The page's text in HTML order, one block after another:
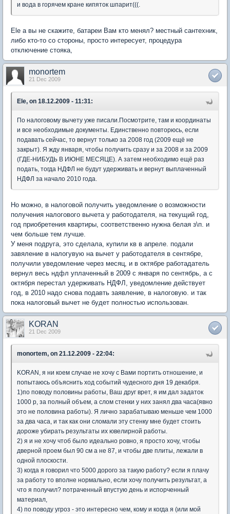
и вода в горячем кране кипяток шпарит(((.
Ele а вы не скажите, батареи Вам кто менял? местный сантехник,
либо кто-то со стороны, просто интересует, процедура
отключение стояка,
monortem
21 Dec 2009
Ele, on 18.12.2009 - 11:31:
По налоговому вычету уже писали.Посмотрите, там и координаты
и все необходимые документы. Единственно повторюсь, если
подавать сейчас, то вернут только за 2008 год (2009 ещё не
закрыт). Я жду января, чтобы получить сразу и за 2008 и за 2009
(ГДЕ-НИБУДЬ В ИЮНЕ МЕСЯЦЕ). А затем необходимо ещё раз
подать, тогда НДФЛ не будут удерживать и вернут выплаченный
НДФЛ за начало 2010 года.
Но можно, в налоговой получить уведомление о возможности
получения налогового вычета у работодателя, на текущий год,
год приобретения квартиры, соответственно нужна белая з\п. и
чем больше тем лучше.
У меня подруга, это сделала, купили кв в апреле. подали
завяление в налогувую на вычет у работодателя в сентябре,
получили уведомление через месяц, и в октябре работадатель
вернул весь ндфл уплаченный в 2009 с января по сентябрь, а с
октября перестал удерживать НДФЛ, уведомление действует
год, в 2010 надо снова подавть заявление, в налоговую. и так
пока налоговый вычет не будет полностью использован.
KORAN
21 Dec 2009
monortem, on 21.12.2009 - 22:04:
KORAN, я ни коем случае не хочу с Вами портить отношение, и
попытаюсь объяснить ход событий чудесного дня 19 декабря.
1)по поводу половины работы, Ваш друг врет, я им дал задаток
1000 р, за полный объем, а слом стенки у них занял два часа(явно
это не половина работы). Я лично зарабатываю меньше чем 1000
за два часа, и так как они сломали эту стенку мне будет стоить
дороже убирать результаты их ювелирной работы.
2) я и не хочу чтоб было идеально ровно, я просто хочу, чтобы
дверной проем был 90 см а не 87, и чтобы две плиты, лежали в
одной плоскости.
3) когда я говорил что 5000 дорого за такую работу? если я плачу
за работу то вполне нормально, если хочу получить результат, а
что я получил? потраченный впустую день и испорченный
материал,
4) по поводу угроз - это интересно чем, кому и когда я (или мой